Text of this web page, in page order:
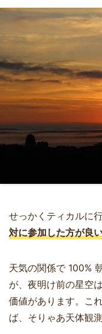
せっかくティカルに
対に参加した方が良
天気の関係で 100%
が、夜明け前の星空
価値があります。こ
ば、そりゃあ天体観